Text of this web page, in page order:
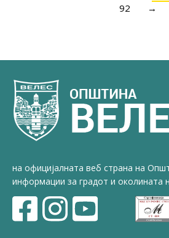
92
→
на официјалната веб страна на
информации за градот и околината